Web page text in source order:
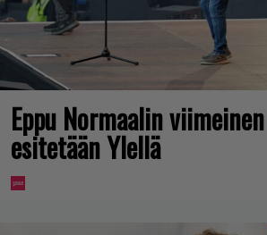
Eppu Normaalin
esitetään Ylellä